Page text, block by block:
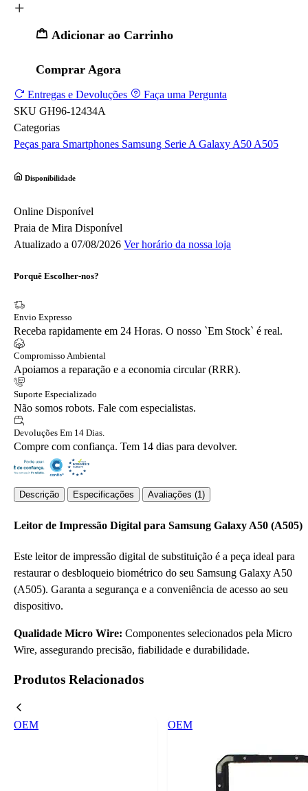
Adicionar ao Carrinho
Comprar Agora
Entregas e Devoluções
Faça uma Pergunta
SKU GH96-12434A
Categorias
Peças para Smartphones Samsung Serie A Galaxy A50 A505
Disponibilidade
Online Disponível
Praia de Mira Disponível
Atualizado a 07/08/2026 Ver horário da nossa loja
Porquê Escolher-nos?
Envio Expresso
Receba rapidamente em 24 Horas. O nosso `Em Stock` é real.
Compromisso Ambiental
Apoiamos a reparação e a economia circular (RRR).
Suporte Especializado
Não somos robots. Fale com especialistas.
Devoluções Em 14 Dias.
Compre com confiança. Tem 14 dias para devolver.
Descrição Especificações Avaliações (1)
Leitor de Impressão Digital para Samsung Galaxy A50 (A505)
Este leitor de impressão digital de substituição é a peça ideal para
restaurar o desbloqueio biométrico do seu Samsung Galaxy A50
(A505). Garanta a segurança e a conveniência de acesso ao seu
dispositivo.
Qualidade Micro Wire: Componentes selecionados pela Micro
Wire, assegurando precisão, fiabilidade e durabilidade.
Produtos Relacionados
OEM OEM